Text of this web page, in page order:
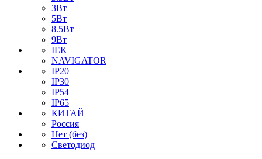
3Вт
5Вт
8.5Вт
9Вт
IEK
NAVIGATOR
IP20
IP30
IP54
IP65
КИТАЙ
Россия
Нет (без)
Светодиод